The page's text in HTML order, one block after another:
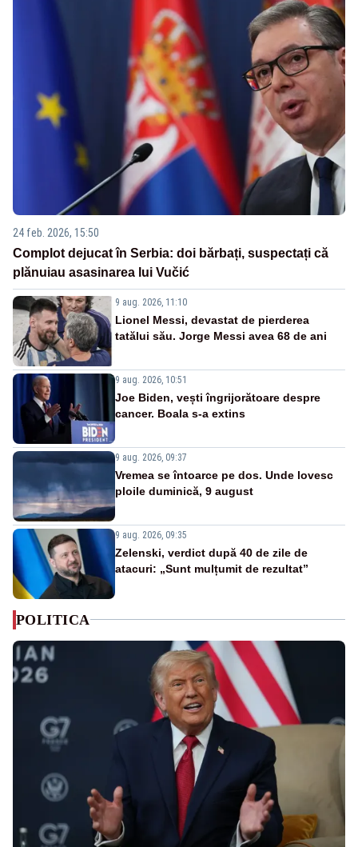
24 feb. 2026, 15:50
Complot dejucat în Serbia: doi bărbați, suspectați că
plănuiau asasinarea lui Vučić
9 aug. 2026, 11:10
Lionel Messi, devastat de pierderea
tatălui său. Jorge Messi avea 68 de ani
9 aug. 2026, 10:51
Joe Biden, vești îngrijorătoare despre
cancer. Boala s-a extins
9 aug. 2026, 09:37
Vremea se întoarce pe dos. Unde lovesc
ploile duminică, 9 august
9 aug. 2026, 09:35
Zelenski, verdict după 40 de zile de
atacuri: „Sunt mulțumit de rezultat”
POLITICA